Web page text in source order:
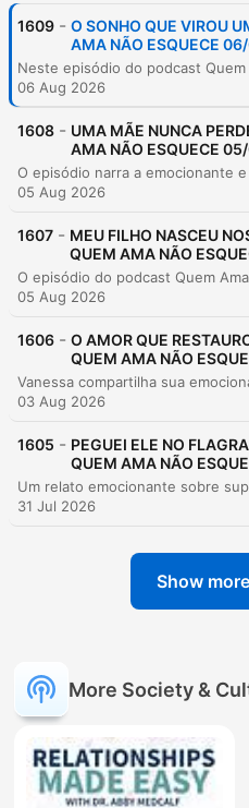
1609 - O SONHO QUE VIROU
AMA NÃO ESQUECE
06 Aug 2026
1608 - UMA MÃE NUNCA
AMA NÃO ESQUECE
05 Aug 2026
1607 - MEU FILHO NASCEU
QUEM AMA NÃO
05 Aug 2026
1606 - O AMOR QUE
QUEM AMA NÃO
03 Aug 2026
1605 - PEGUEI ELE NO
QUEM AMA NÃO
31 Jul 2026
Show
More Society &